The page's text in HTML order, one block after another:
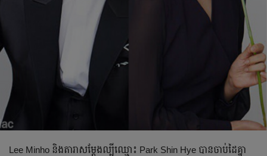
Lee Minho និងតារាសម្ដែង​ល្បី​ឈ្មោះ Park Shin Hye បាន​ចាប់​ដៃ​គ្នា